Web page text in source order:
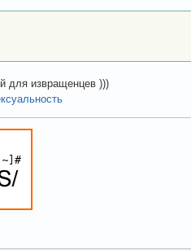
для извращенцев )))